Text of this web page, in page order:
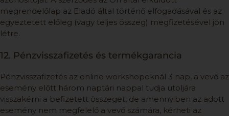
megrendelőlap az Eladó által történő elfogadásával és az
egyeztetett előleg (vagy teljes összeg) megfizetésével jön
létre.
12. Pénzvisszafizetés és termékgarancia
Pénzvisszafizetés az online workshopoknál 3 nap, a vevő az
esemény előtt három naptári nappal tudja utoljára
visszakérni a befizetett összeget, de amennyiben az adott
esemény nem megfelelő a vevő számára, kérheti az